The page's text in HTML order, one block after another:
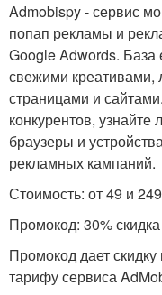
Admobispy - сервис
попап рекламы и
Google Adwords. База
свежими креативами,
страницами и
конкурентов,
браузеры и
рекламных кампаний.
Стоимость: от 49 и
Промокод: 30% скидка
Промокод дает
тарифу сервиса